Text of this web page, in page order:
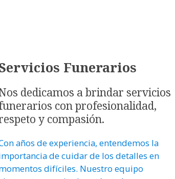
Funerarios
dedicamos a brindar servicios
con profesionalidad,
y compasión.
años de experiencia, entendemos la
de cuidar de los detalles en
difíciles. Nuestro equipo